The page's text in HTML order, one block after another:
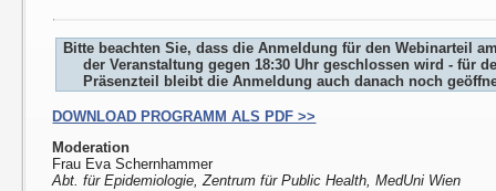
Bitte beachten Sie, dass die Anmeldung für den Webinarteil
der Veranstaltung gegen 18:30 Uhr geschlossen wird - für
Präsenzteil bleibt die Anmeldung auch danach noch
DOWNLOAD PROGRAMM ALS PDF >>
Moderation
Frau Eva Schernhammer
Abt. für Epidemiologie, Zentrum für Public Health, MedUni Wien